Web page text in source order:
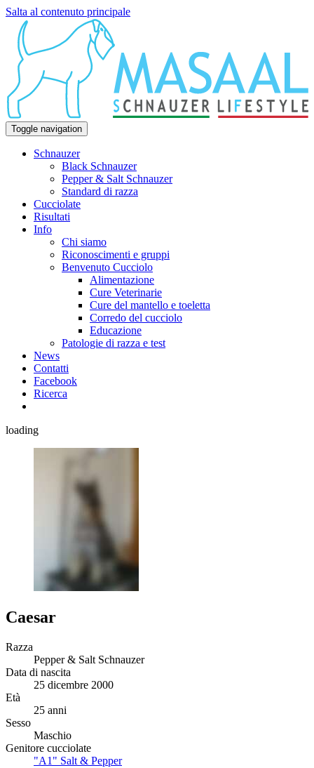
Salta al contenuto principale
Toggle navigation
Schnauzer
Black Schnauzer
Pepper & Salt Schnauzer
Standard di razza
Cucciolate
Risultati
Info
Chi siamo
Riconoscimenti e gruppi
Benvenuto Cucciolo
Alimentazione
Cure Veterinarie
Cure del mantello e toeletta
Corredo del cucciolo
Educazione
Patologie di razza e test
News
Contatti
Facebook
Ricerca
loading
Caesar
Razza
Pepper & Salt Schnauzer
Data di nascita
25 dicembre 2000
Età
25 anni
Sesso
Maschio
Genitore cucciolate
"A1" Salt & Pepper